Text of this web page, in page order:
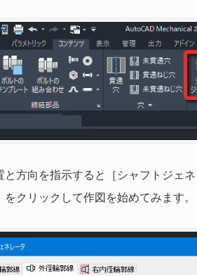
方向を指示すると［シャフトジェ
クリックして作図を始めてみます。